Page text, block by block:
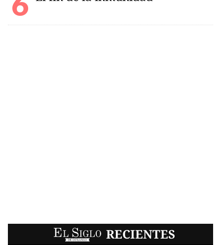
EL SIGLO RECIENTES